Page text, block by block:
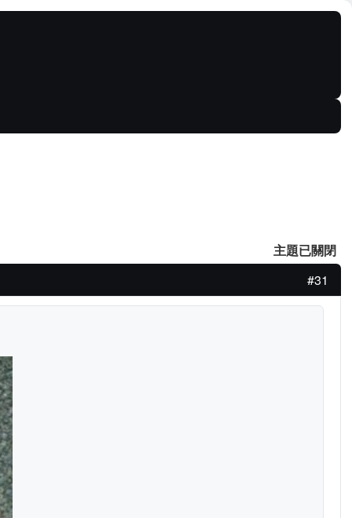
主題已關閉
#31